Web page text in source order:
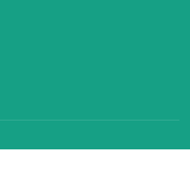
захисту персональних даних